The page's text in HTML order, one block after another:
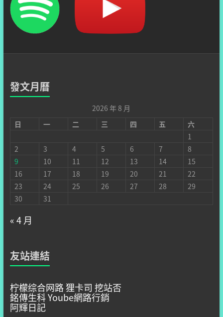
發文月曆
2026 年 8 月
日
一 二 三 四 五
六
1
2
3 4 5 6 7
8
9
10 11 12 13 14
15
16
17 18 19 20 21
22
23
24 25 26 27 28
29
30
31
« 4 月
友站連結
柠檬综合网路狸卡司 挖站否
銘傳生科Yoube網路行銷
阿輝日記